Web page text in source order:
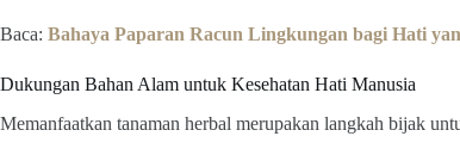
Baca: Bahaya Paparan Racun Lingkungan bagi Hati
Dukungan Bahan Alam untuk Kesehatan Hati Manusia
Memanfaatkan tanaman herbal merupakan langkah bijak